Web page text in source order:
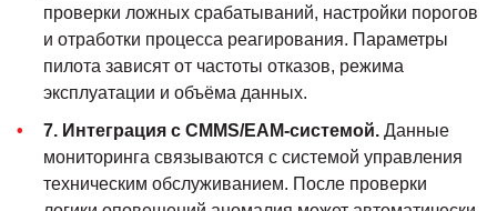
проверки ложных срабатываний, настройки порогов
и отработки процесса реагирования. Параметры
пилота зависят от частоты отказов, режима
эксплуатации и объёма данных.
7. Интеграция с CMMS/EAM-системой. Данные
мониторинга связываются с системой управления
техническим обслуживанием. После проверки